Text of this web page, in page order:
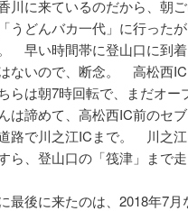
川に来ているのだから、朝
うどんバカ一代」に行った
早い時間帯に登山口に到
ないので、断念。 高松西
らは朝7時回転で、まだオ
は諦めて、高松西IC前のセ
路で川之江ICまで。 川之
ら、登山口の「筏津」まで走
最後に来たのは、2018年7